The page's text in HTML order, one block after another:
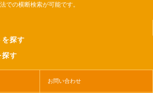
での横断検索が可能です。
を探す
探す
お問い合わせ